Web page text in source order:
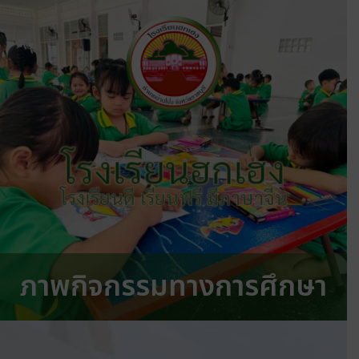
โรงเรียนฮกเฮง
โรงเรียนดี เรียนฟรี มีภาษาจีน
ภาพกิจกรรมทางการศึกษา